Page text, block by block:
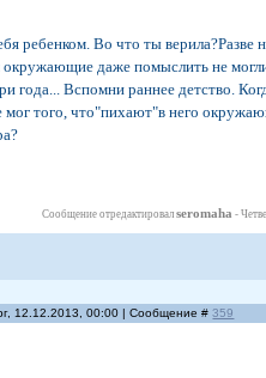
ребенком. Во что ты верила?Разве
окружающие даже помыслить не
года... Вспомни раннее детство.
мог того, что"пихают"в него
Сообщение отредактировалseromaha -
12.12.2013, 00:00 | Сообщение #359